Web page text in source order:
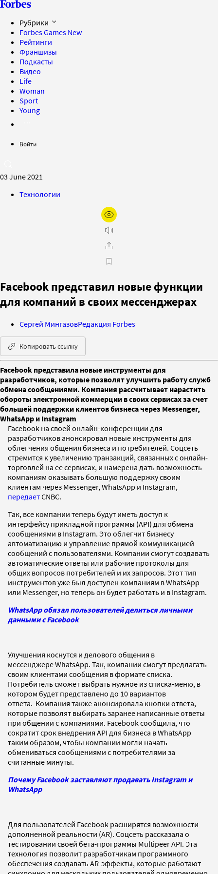
Рубрики
Forbes Games New
Рейтинги
Франшизы
Подкасты
Видео
Life
Woman
Sport
Young
Войти
03 June 2021
Технологии
Facebook представил новые функции
для компаний в своих мессенджерах
Сергей МингазовРедакция Forbes
Копировать ссылку
Facebook представила новые инструменты для
разработчиков, которые позволят улучшить работу служб
обмена сообщениями. Компания рассчитывает нарастить
обороты электронной коммерции в своих сервисах за счет
большей поддержки клиентов бизнеса через Messenger,
WhatsApp и Instagram
Facebook на своей онлайн-конференции для
разработчиков анонсировал новые инструменты для
облегчения общения бизнеса и потребителей. Соцсеть
стремится к увеличению транзакций, связанных с онлайн-
торговлей на ее сервисах, и намерена дать возможность
компаниям оказывать большую поддержку своим
клиентам через Messenger, WhatsApp и Instagram,
передаетCNBC.
Так, все компании теперь будут иметь доступ к
интерфейсу прикладной программы (API) для обмена
сообщениями в Instagram. Это облегчит бизнесу
автоматизацию и управление прямой коммуникацией
сообщений с пользователями. Компании смогут создавать
автоматические ответы или рабочие протоколы для
общих вопросов потребителей и их запросов. Этот тип
инструментов уже был доступен компаниям в WhatsApp
или Messenger, но теперь он будет работать и в Instagram.
WhatsApp обязал пользователей делиться личными
данными с Facebook
Улучшения коснутся и делового общения в
мессенджере WhatsApp. Так, компании смогут предлагать
своим клиентами сообщения в формате списка.
Потребитель сможет выбрать нужное из списка-меню, в
котором будет представлено до 10 вариантов
ответа. Компания также анонсировала кнопки ответа,
которые позволят выбирать заранее написанные ответы
при общении с компаниями. Facebook сообщила, что
сократит срок внедрения API для бизнеса в WhatsApp
таким образом, чтобы компании могли начать
обмениваться сообщениями с потребителями за
считанные минуты.
Почему Facebook заставляют продавать Instagram и
WhatsApp
Для пользователей Facebook расширятся возможности
дополненной реальности (AR). Соцсеть рассказала о
тестировании своей бета-программы Multipeer API. Эта
технология позволит разработчикам программного
обеспечения создавать AR-эффекты, которые работают